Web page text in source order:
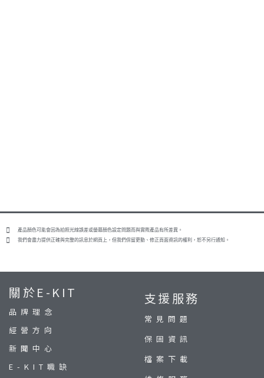
產品顏色可能會因為拍照光線誤差或螢幕顏色設定問題而與實際產品有所差異。
我們會盡力提供正確與完整的訊息於網頁上，但我們保留更動、修正頁面資訊的權利，恕不另行通知。
關於E-KIT
品牌理念
經營方向
新聞中心
E-KIT職缺
支援服務
常見問題
保固資訊
檔案下載